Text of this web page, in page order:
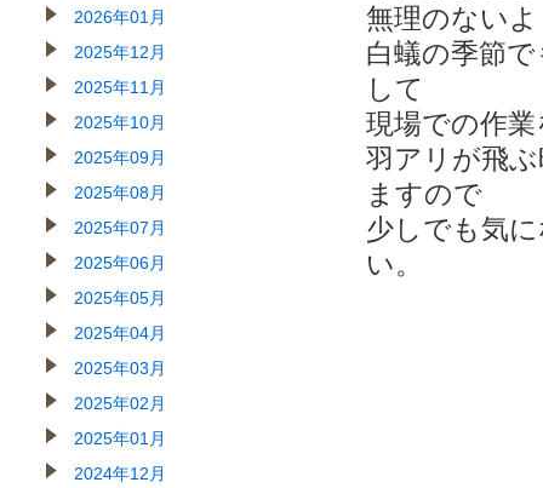
2026年01月
2025年12月
2025年11月
2025年10月
2025年09月
2025年08月
2025年07月
2025年06月
2025年05月
2025年04月
2025年03月
2025年02月
2025年01月
2024年12月
無理のない
白蟻の季節
して
現場での作
羽アリが飛
ますので
少しでも気
い。